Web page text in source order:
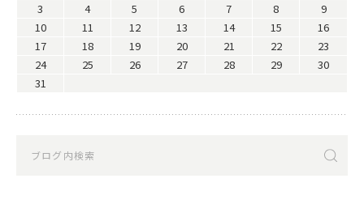
3
4 5 6 7 8
9
10
11 12 13 14 15
16
17
18 19 20 21 22
23
24
25 26 27 28 29
30
31